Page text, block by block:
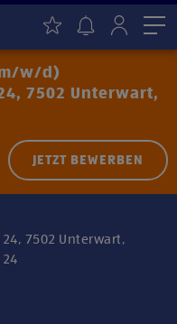
w/d)
7502 Unterwart,
JETZT BEWERBEN
7502 Unterwart,